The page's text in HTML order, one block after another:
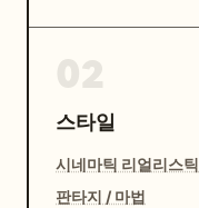
스타일
시네마틱 리얼리스틱
판타지 / 마법